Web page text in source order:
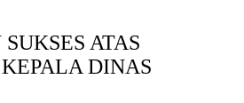
ATAS
DINAS